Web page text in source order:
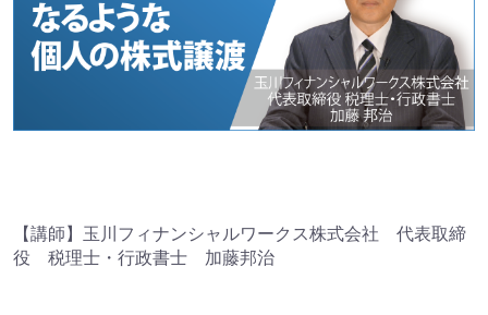
【講師】玉川フィナンシャルワークス株式会社 代表取締
役 税理士・行政書士 加藤邦治